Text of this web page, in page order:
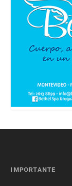
IMPORTANTE